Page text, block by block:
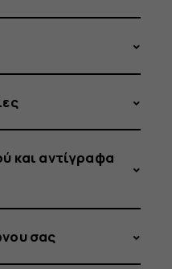
και αντίγραφα
σας